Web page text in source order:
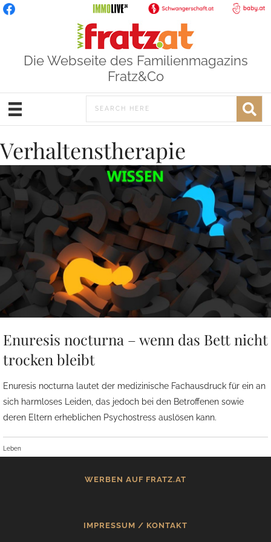
Die Webseite des Familienmagazins
Fratz&Co
Verhaltenstherapie
Enuresis nocturna – wenn das Bett nicht
trocken bleibt
Enuresis nocturna lautet der medizinische Fachausdruck für ein an
sich harmloses Leiden, das jedoch bei den Betroffenen sowie
deren Eltern erheblichen Psychostress auslösen kann.
Leben
WERBEN AUF FRATZ.AT
IMPRESSUM / KONTAKT